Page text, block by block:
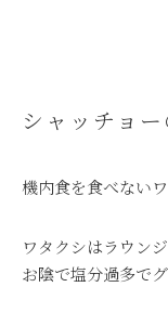
シャッチョ
機内食を食べない
ワタクシはラウン
お陰で塩分過多で